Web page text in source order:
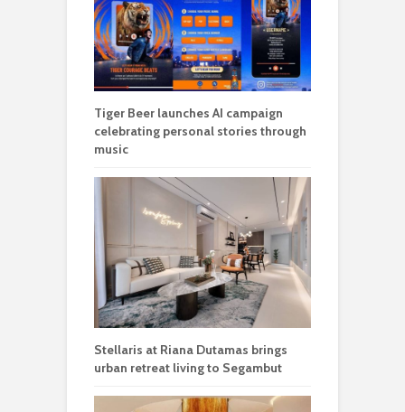
Tiger Beer launches AI campaign
celebrating personal stories through
music
Stellaris at Riana Dutamas brings
urban retreat living to Segambut